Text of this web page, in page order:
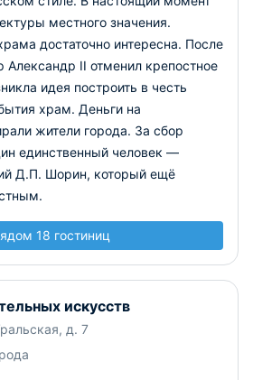
местного значения.
достаточно интересна. После
Александр II отменил крепостное
идея построить в честь
храм. Деньги на
жители города. За сбор
единственный человек —
Д.П. Шорин, который ещё
18 гостиниц
искусств
д. 7